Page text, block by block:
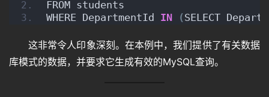
FROM students
WHERE DepartmentId IN (SELECT
这非常令人印象深刻。在本例中，我们提供了有关数据
库模式的数据，并要求它生成有效的MySQL查询。